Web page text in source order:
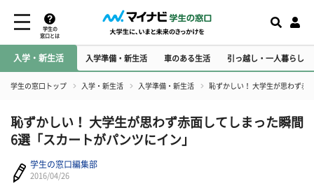
学生の
窓口とは
入学・新生活 入学準備・新生活 車のある生活 引っ越し・一人暮らし
学生の窓口トップ 入学・新生活 入学準備・新生活 恥ずかしい！ 大学生が思わず赤
恥ずかしい！ 大学生が思わず赤面してしまった瞬間
6選「スカートがパンツにイン」
学生の窓口編集部
2016/04/26